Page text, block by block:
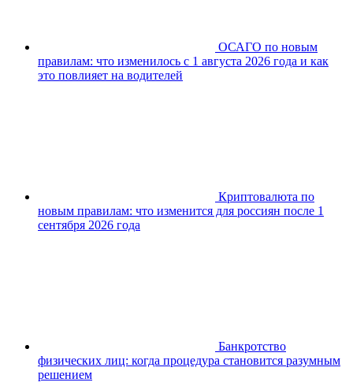
ОСАГО по новым
правилам: что изменилось с 1 августа 2026 года и как
это повлияет на водителей
Криптовалюта по
новым правилам: что изменится для россиян после 1
сентября 2026 года
Банкротство
физических лиц: когда процедура становится разумным
решением